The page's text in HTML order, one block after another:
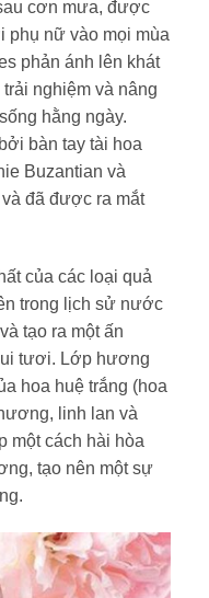
cơn mưa, được
phụ nữ vào mọi mùa
phản ánh lên khát
nghiệm và nâng
hằng ngày.
bàn tay tài hoa
Buzantian và
đã được ra mắt
của các loại quả
trong lịch sử nước
tạo ra một ấn
tươi. Lớp hương
hoa huệ trắng (hoa
linh lan và
một cách hài hòa
tạo nên một sự